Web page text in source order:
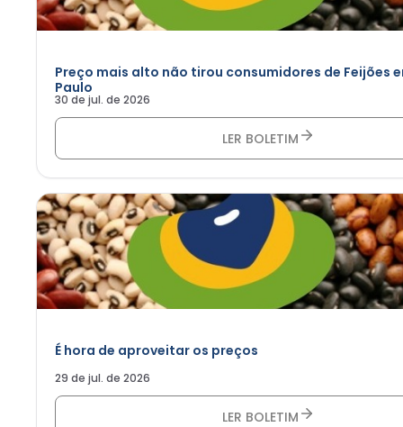
Preço mais alto não tirou consumidores de Feijões
Paulo
30 de jul. de 2026
LER BOLETIM
É hora de aproveitar os preços
29 de jul. de 2026
LER BOLETIM